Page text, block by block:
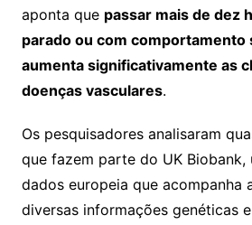
aponta que passar mais de dez
parado ou com comportamento
aumenta significativamente as
doenças vasculares.
Os pesquisadores analisaram
que fazem parte do UK Biobank,
dados europeia que acompanha
diversas informações genéticas